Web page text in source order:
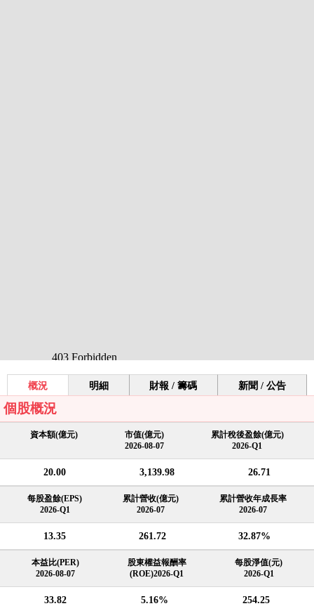
概況 明細 財報 / 籌碼 新聞 / 公告
個股概況
資本額(億元)
市值(億元)
2026-08-07
累計稅後盈餘(億元)
2026-Q1
20.00 3,139.98 26.71
每股盈餘(EPS)
2026-Q1
累計營收(億元)
2026-07
累計營收年成長率
2026-07
13.35 261.72 32.87%
本益比(PER)
2026-08-07
股東權益報酬率
(ROE)2026-Q1
每股淨值(元)
2026-Q1
33.82 5.16% 254.25